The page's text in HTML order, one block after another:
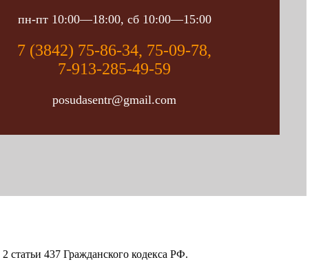
пн-пт 10:00—18:00, сб 10:00—15:00
7 (3842) 75-86-34, 75-09-78,
7-913-285-49-59
posudasentr@gmail.com
статьи 437 Гражданского кодекса РФ.